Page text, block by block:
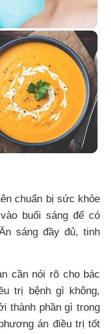
chuẩn bị sức khỏe
buổi sáng để có
sáng đầy đủ, tinh
cần nói rõ cho bác
trị bệnh gì không,
thành phần gì trong
án điều trị tốt